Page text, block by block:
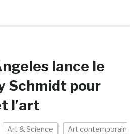
lance le
Schmidt pour
l’art
Art & Science Art contemporain